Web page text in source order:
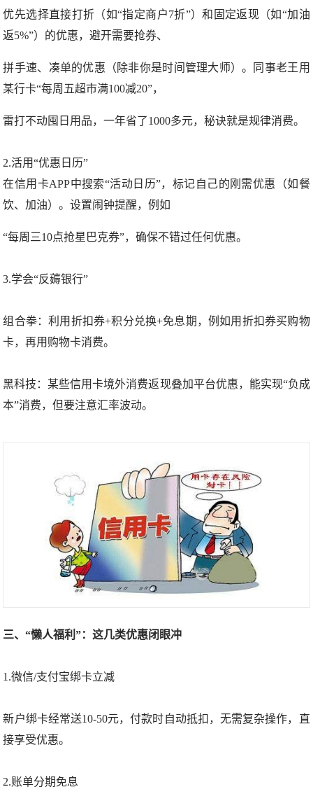
优先选择直接打折（如“指定商户7折”）和固定返现（如“加油
返5%”）的优惠，避开需要抢券、
拼手速、凑单的优惠（除非你是时间管理大师）。同事老王用
某行卡“每周五超市满100减20”，
雷打不动囤日用品，一年省了1000多元，秘诀就是规律消费。
2.活用“优惠日历”
在信用卡APP中搜索“活动日历”，标记自己的刚需优惠（如餐
饮、加油）。设置闹钟提醒，例如
“每周三10点抢星巴克券”，确保不错过任何优惠。
3.学会“反薅银行”
组合拳：利用折扣券+积分兑换+免息期，例如用折扣券买购物
卡，再用购物卡消费。
黑科技：某些信用卡境外消费返现叠加平台优惠，能实现“负成
本”消费，但要注意汇率波动。
三、“懒人福利”：这几类优惠闭眼冲
1.微信/支付宝绑卡立减
新户绑卡经常送10-50元，付款时自动抵扣，无需复杂操作，直
接享受优惠。
2.账单分期免息